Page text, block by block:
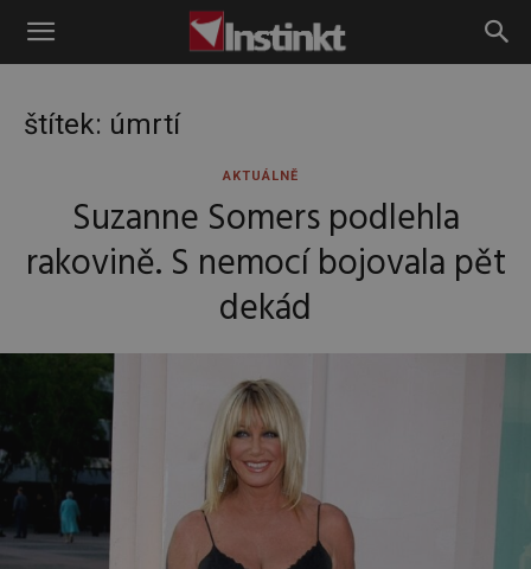
Instinkt
štítek: úmrtí
AKTUÁLNĚ
Suzanne Somers podlehla
rakovině. S nemocí bojovala pět
dekád